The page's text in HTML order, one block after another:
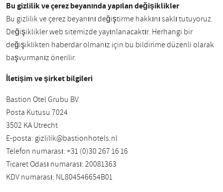
Bu gizlilik ve çerez beyanında yapılan değişiklikler
Bu gizlilik ve çerez beyanını değiştirme hakkını saklı tutuyoruz.
Değişiklikler web sitemizde yayınlanacaktır. Herhangi bir
değişiklikten haberdar olmanız için bu bildirime düzenli olarak
başvurmanız önerilir.
İletişim ve şirket bilgileri
Bastion Otel Grubu BV
Posta Kutusu 7024
3502 KA Utrecht
E-posta: gizlilik@bastionhotels.nl
Telefon numarası: +31 (0)30 267 16 16
Ticaret Odası numarası: 20081363
KDV numarası: NL804546654B01